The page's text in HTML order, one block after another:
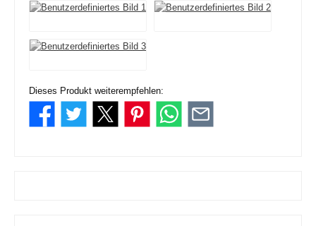
Dieses Produkt weiterempfehlen: